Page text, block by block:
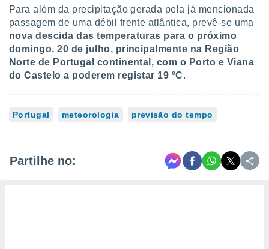
Para além da precipitação gerada pela já mencionada
passagem de uma débil frente atlântica, prevê-se uma
nova descida das temperaturas para o próximo
domingo, 20 de julho, principalmente na Região
Norte de Portugal continental, com o Porto e Viana
do Castelo a poderem registar 19 ºC.
Portugal meteorologia previsão do tempo
Partilhe no: